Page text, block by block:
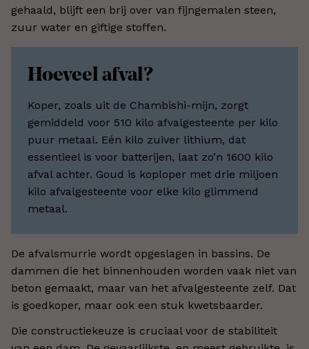
gehaald, blijft een brij over van fijngemalen steen,
zuur water en giftige stoffen.
Hoeveel afval?
Koper, zoals uit de Chambishi-mijn, zorgt
gemiddeld voor 510 kilo afvalgesteente per kilo
puur metaal. Eén kilo zuiver lithium, dat
essentieel is voor batterijen, laat zo’n 1600 kilo
afval achter. Goud is koploper met drie miljoen
kilo afvalgesteente voor elke kilo glimmend
metaal.
De afvalsmurrie wordt opgeslagen in bassins. De
dammen die het binnenhouden worden vaak niet van
beton gemaakt, maar van het afvalgesteente zelf. Dat
is goedkoper, maar ook een stuk kwetsbaarder.
Die constructiekeuze is cruciaal voor de stabiliteit